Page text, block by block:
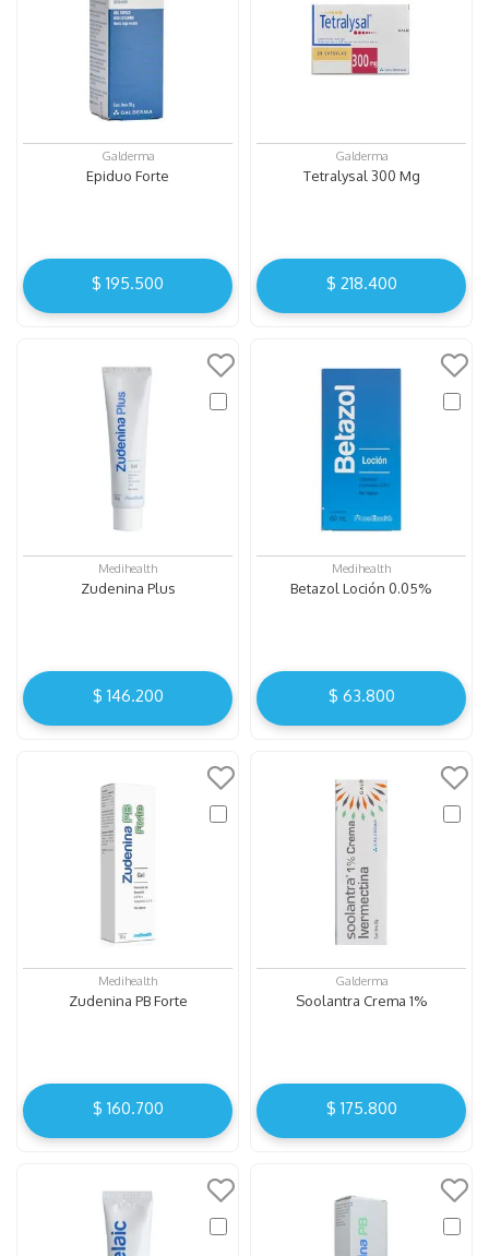
Galderma
Epiduo Forte
$ 195.500
Galderma
Tetralysal 300 Mg
$ 218.400
Medihealth
Zudenina Plus
$ 146.200
Medihealth
Betazol Loción 0.05%
$ 63.800
Medihealth
Zudenina PB Forte
$ 160.700
Galderma
Soolantra Crema 1%
$ 175.800